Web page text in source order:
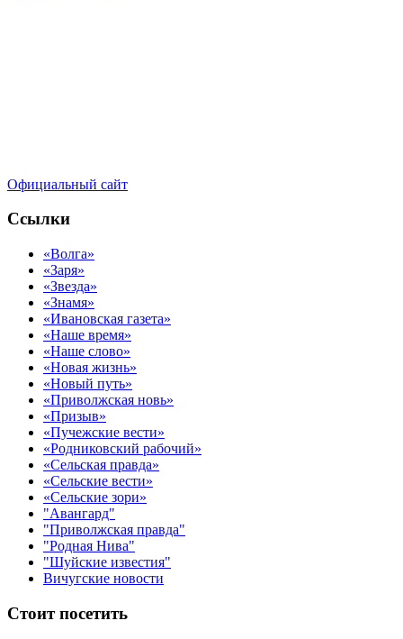
Официальный сайт
Ссылки
«Волга»
«Заря»
«Звезда»
«Знамя»
«Ивановская газета»
«Наше время»
«Наше слово»
«Новая жизнь»
«Новый путь»
«Приволжская новь»
«Призыв»
«Пучежские вести»
«Родниковский рабочий»
«Сельская правда»
«Сельские вести»
«Сельские зори»
"Авангард"
"Приволжская правда"
"Родная Нива"
"Шуйские известия"
Вичугские новости
Стоит посетить